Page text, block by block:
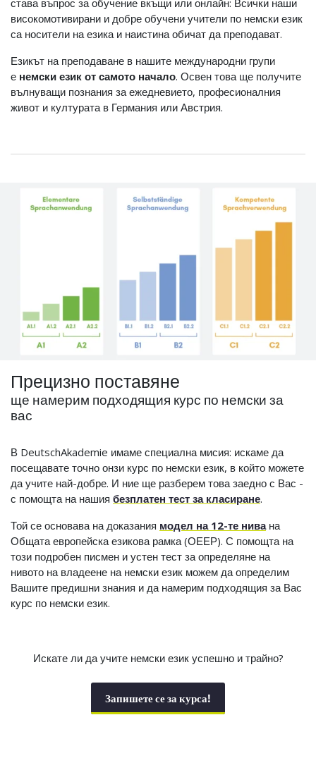
става въпрос за обучение вкъщи или онлайн: Всички наши
високомотивирани и добре обучени учители по немски език
са носители на езика и наистина обичат да преподават.
Езикът на преподаване в нашите международни групи
е немски език от самото начало. Освен това ще получите
вълнуващи познания за ежедневието, професионалния
живот и културата в Германия или Австрия.
Прецизно поставяне
ще намерим подходящия курс по немски за
вас
В DeutschAkademie имаме специална мисия: искаме да
посещавате точно онзи курс по немски език, в който можете
да учите най-добре. И ние ще разберем това заедно с Вас -
с помощта на нашия безплатен тест за класиране.
Той се основава на доказания модел на 12-те нивана
Общата европейска езикова рамка (ОЕЕР). С помощта на
този подробен писмен и устен тест за определяне на
нивото на владеене на немски език можем да определим
Вашите предишни знания и да намерим подходящия за Вас
курс по немски език.
Искате ли да учите немски език успешно и трайно?
Запишете се за курса!